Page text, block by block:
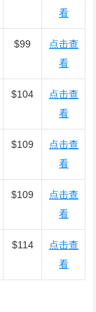
看
$99
点击查
看
$104
点击查
看
$109
点击查
看
$109
点击查
看
$114
点击查
看